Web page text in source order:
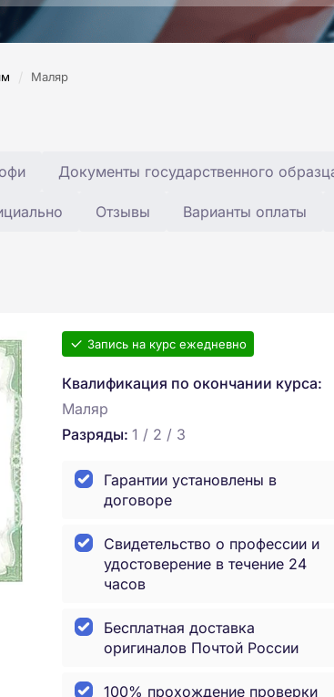
/ Маляр
Документы государственного
Отзывы Варианты оплаты
Запись на курс ежедневно
Квалификация по окончании курса:
Маляр
Разряды: 1 / 2 / 3
Гарантии установлены в
договоре
Свидетельство о профессии и
удостоверение в течение 24
часов
Бесплатная доставка
оригиналов Почтой России
100% прохождение проверки